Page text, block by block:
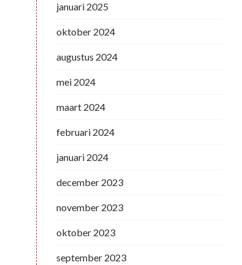
januari 2025
oktober 2024
augustus 2024
mei 2024
maart 2024
februari 2024
januari 2024
december 2023
november 2023
oktober 2023
september 2023